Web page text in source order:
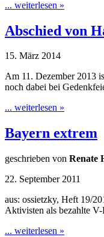
... weiterlesen »
Abschied von
15. März 2014
Am 11. Dezember 2013
noch dabei bei
... weiterlesen »
Bayern extrem
geschrieben von Renate
22. September 2011
aus: ossietzky, Heft 19/
Aktivisten als bezahlte
... weiterlesen »